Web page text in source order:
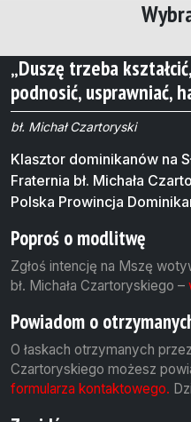
„Duszę trzeba
podnosić, usprawniać,
bł. Michał Czartoryski
Klasztor dominikanów na
Fraternia bł. Michała
Polska Prowincja
Poproś o modlitwę
Zgłoś intencję na Mszę
bł. Michała Czartoryskiego –
Powiadom o
O łaskach otrzymanych
Czartoryskiego możesz
formularza kontaktowego.